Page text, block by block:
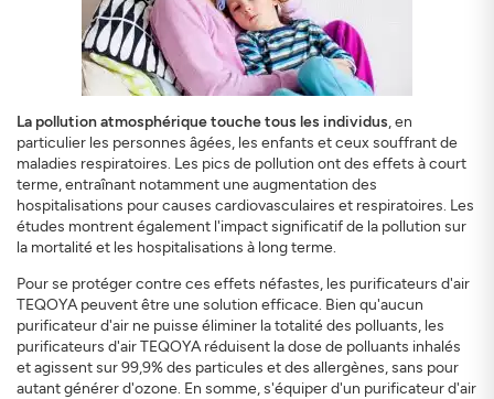
La pollution atmosphérique touche tous les individus, en
particulier les personnes âgées, les enfants et ceux souffrant de
maladies respiratoires. Les pics de pollution ont des effets à court
terme, entraînant notamment une augmentation des
hospitalisations pour causes cardiovasculaires et respiratoires. Les
études montrent également l'impact significatif de la pollution sur
la mortalité et les hospitalisations à long terme.
Pour se protéger contre ces effets néfastes, les purificateurs d'air
TEQOYA peuvent être une solution efficace. Bien qu'aucun
purificateur d'air ne puisse éliminer la totalité des polluants, les
purificateurs d'air TEQOYA réduisent la dose de polluants inhalés
et agissent sur 99,9% des particules et des allergènes, sans pour
autant générer d'ozone. En somme, s'équiper d'un purificateur d'air